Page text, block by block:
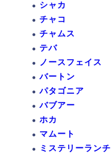
シャカ
チャコ
チャムス
テバ
ノースフェイス
バートン
パタゴニア
バブアー
ホカ
マムート
ミステリーランチ